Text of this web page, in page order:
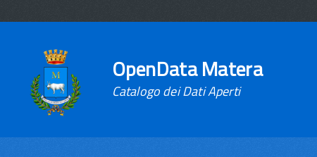
OpenData Matera
Catalogo dei Dati Aperti